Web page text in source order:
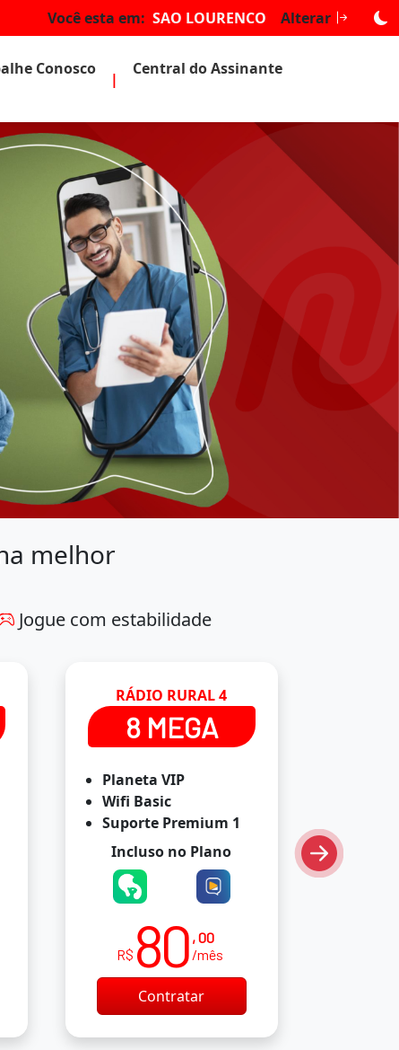
Você esta em: SAO LOURENCO Alterar
Conosco
|
Central do Assinante
melhor
Jogue com estabilidade
RÁDIO RURAL 4
8 MEGA
Planeta VIP
Wifi Basic
Suporte Premium 1
Incluso no Plano
R$ 80 , 00
/mês
Contratar